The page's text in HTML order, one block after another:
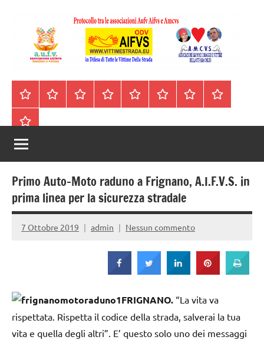
contenuto
A.I.F.V.S.
–
Associazione
Italiana
Familiari
e
Vittime
difesa
di
tutte
vittime
della
strada
HomepageSegnalazioni
Nord
Centro
Sud
ContattiIncidenti
Il
Archivio
Primo Auto-Moto raduno a Frignano, A.I.F.V.S. in
prima linea per la sicurezza stradale
7 Ottobre 2019 admin Nessun commento
FRIGNANO. “La vita va
rispettata. Rispetta il codice della strada, salverai la tua
vita e quella degli altri”. E’ questo solo uno dei messaggi